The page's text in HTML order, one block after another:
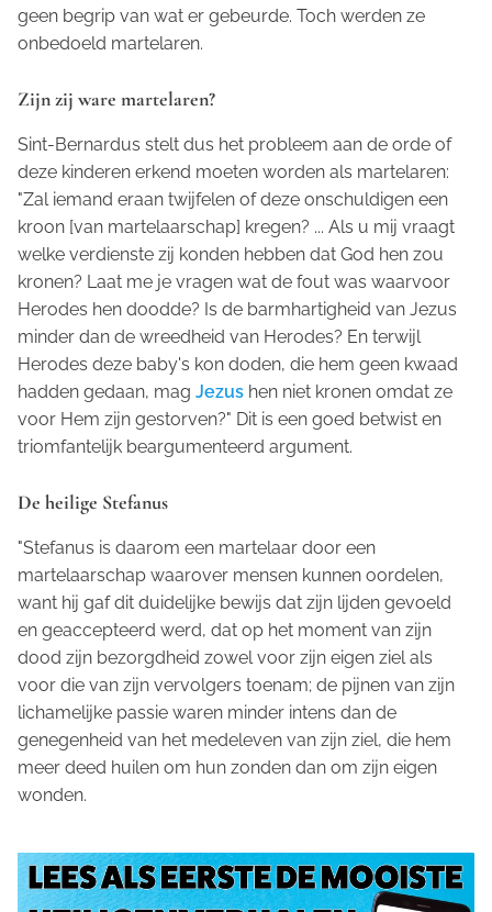
geen begrip van wat er gebeurde. Toch werden ze
onbedoeld martelaren.
Zijn zij ware martelaren?
Sint-Bernardus stelt dus het probleem aan de orde of
deze kinderen erkend moeten worden als martelaren:
"Zal iemand eraan twijfelen of deze onschuldigen een
kroon [van martelaarschap] kregen? ... Als u mij vraagt
welke verdienste zij konden hebben dat God hen zou
kronen? Laat me je vragen wat de fout was waarvoor
Herodes hen doodde? Is de barmhartigheid van Jezus
minder dan de wreedheid van Herodes? En terwijl
Herodes deze baby's kon doden, die hem geen kwaad
hadden gedaan, mag Jezus hen niet kronen omdat ze
voor Hem zijn gestorven?" Dit is een goed betwist en
triomfantelijk beargumenteerd argument.
De heilige Stefanus
"Stefanus is daarom een martelaar door een
martelaarschap waarover mensen kunnen oordelen,
want hij gaf dit duidelijke bewijs dat zijn lijden gevoeld
en geaccepteerd werd, dat op het moment van zijn
dood zijn bezorgdheid zowel voor zijn eigen ziel als
voor die van zijn vervolgers toenam; de pijnen van zijn
lichamelijke passie waren minder intens dan de
genegenheid van het medeleven van zijn ziel, die hem
meer deed huilen om hun zonden dan om zijn eigen
wonden.